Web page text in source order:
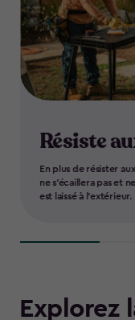
Résiste
En plus de résister
ne s’écaillera pas et
est laissé à l’extérieur.
Explorez